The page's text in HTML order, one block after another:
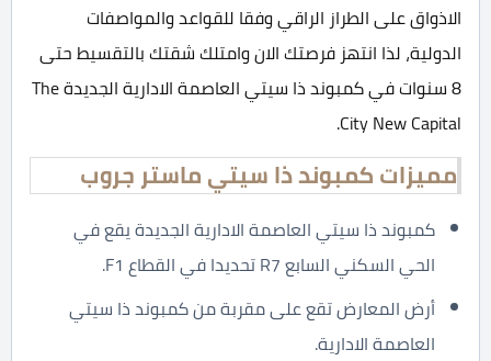
الاذواق على الطراز الراقي وفقا للقواعد والمواصفات
الدولية، لذا انتهز فرصتك الان وامتلك شقتك بالتقسيط حتى
8 سنوات في كمبوند ذا سيتي العاصمة الادارية الجديدة The
City New Capital.
مميزات كمبوند ذا سيتي ماستر جروب
كمبوند ذا سيتي العاصمة الادارية الجديدة يقع في
الحي السكني السابع R7 تحديدا في القطاع F1.
أرض المعارض تقع على مقربة من كمبوند ذا سيتي
العاصمة الادارية.